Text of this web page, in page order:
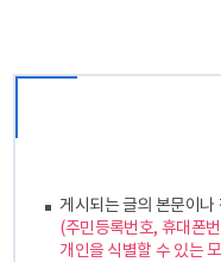
게시되는 글의 본문이나
(주민등록번호, 휴대폰
개인을 식별할 수 있는